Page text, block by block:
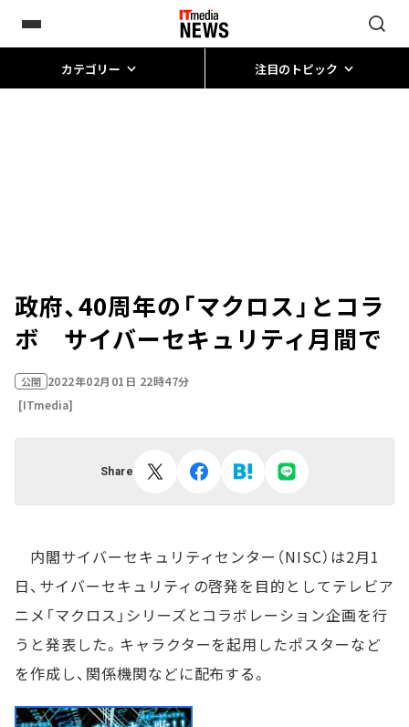
カテゴリー 注目のトピック
政府、40周年の「マクロス」とコラ
ボ サイバーセキュリティ月間で
公開 2022年02月01日 22時47分
[ITmedia]
Share
内閣サイバーセキュリティセンター（NISC）は2月1
日、サイバーセキュリティの啓発を目的としてテレビア
ニメ「マクロス」シリーズとコラボレーション企画を行
うと発表した。キャラクターを起用したポスターなど
を作成し、関係機関などに配布する。